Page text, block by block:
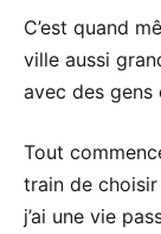
C’est quand
ville aussi
avec des gens
Tout
train de
j’ai une vie